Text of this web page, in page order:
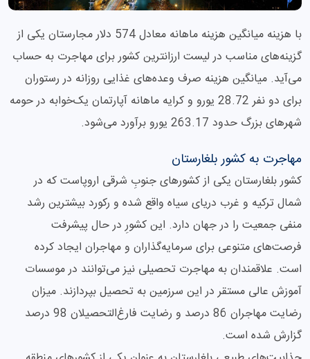
با هزینه میانگین هزینه ماهانه معادل 574 دلار مجارستان یکی از
گزینه‌های مناسب در لیست ارزانترین کشور برای مهاجرت به حساب
می‌آید. میانگین هزینه صرف وعده‌های غذایی روزانه در رستوران
برای دو نفر 28.72 یورو و کرایه ماهانه آپارتمان یک‌خوابه در حومه
شهرهای بزرگ حدود 263.17 یورو برآورد می‌شود.
مهاجرت به کشور بلغارستان
کشور بلغارستان یکی از کشورهای جنوبِ شرقی اروپاست که در
شمال ترکیه و غرب دریای سیاه واقع شده و رکورد بیشترین رشد
منفی جمعیت را در جهان دارد. این کشورِ در حال پیشرفت
فرصت‌های متنوعی برای سرمایه‌گذاران و مهاجران ایجاد کرده
است. علاقمندان به مهاجرت تحصیلی نیز می‌توانند در موسسات
آموزش عالی مستقر در این سرزمین به تحصیل بپردازند. میزان
رضایت مهاجران 86 درصد و رضایت فارغ‌التحصیلان 98 درصد
گزارش شده است.